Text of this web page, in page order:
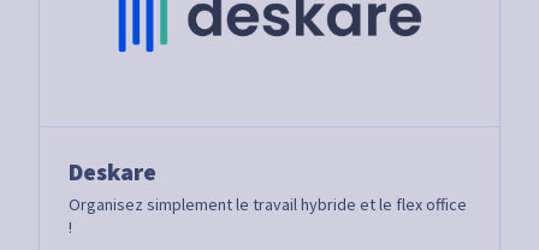
Deskare
Organisez simplement le travail hybride et le flex office
!